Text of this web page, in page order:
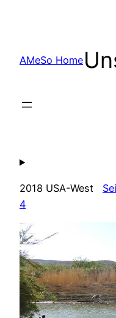
AMeSo Home
2018 USA-West
4